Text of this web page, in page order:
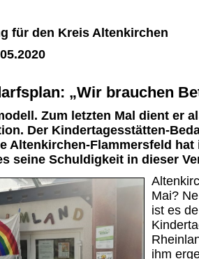
für den Kreis Altenkirchen
„Wir brauchen
Zum letzten Mal dient er
Der Kindertagesstätten-
Altenkirchen-Flammersfeld hat
seine Schuldigkeit in dieser
Mai?
ist es
ihm